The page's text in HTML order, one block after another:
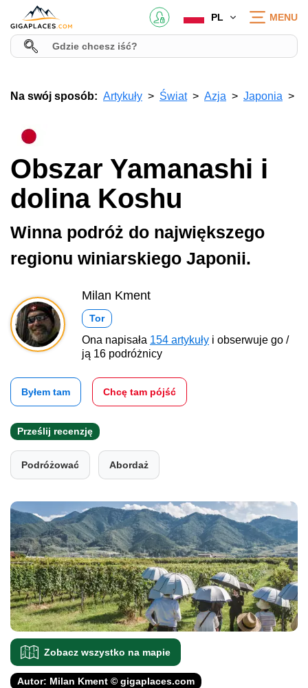
PL MENU
Na swój sposób: Artykuły Świat Azja Japonia
Obszar Yamanashi i
dolina Koshu
Winna podróż do największego
regionu winiarskiego Japonii.
Milan Kment
Tor
Ona napisała 154 artykuły i obserwuje go /
ją 16 podróżnicy
Byłem tam Chcę tam pójść
Prześlij recenzję
Podróżować Abordaż
Zobacz wszystko na mapie
Autor: Milan Kment © gigaplaces.com